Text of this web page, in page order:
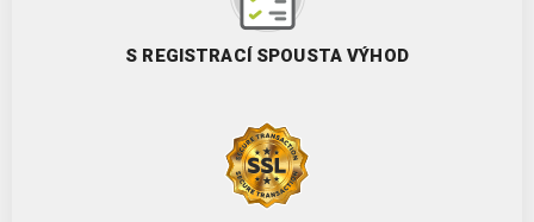
S REGISTRACÍ SPOUSTA VÝHOD